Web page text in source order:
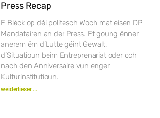
Press Recap
E Bléck op déi politesch Woch mat eisen DP-
Mandatairen an der Press. Et goung ënner
anerem ëm d’Lutte géint Gewalt,
d’Situatioun beim Entreprenariat oder och
nach den Anniversaire vun enger
Kulturinstitutioun.
weiderliesen...